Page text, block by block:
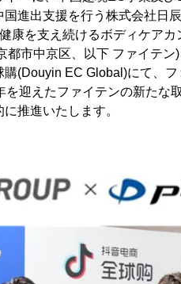
進出支援を行う株式会社日
康を支え続けるボディケア
都市中京区、以下 ファイテ
(Douyin EC Global)にて、
を迎えたファイテンの新たな
推進いたします。